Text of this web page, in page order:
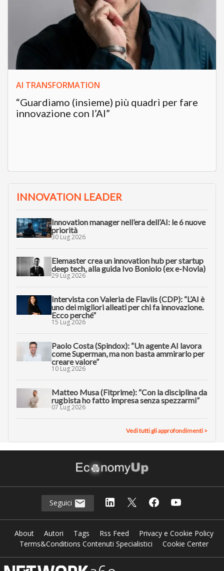
AI TRANSFORMATION
“Guardiamo (insieme) più quadri per fare
innovazione con l’AI”
INNOVATION LEADER
Innovation manager nell’era dell’AI: le 6 nuove
priorità
30 Lug 2026
Elemaster crea un innovation hub per startup
deep tech, alla guida Ivo Boniolo (ex e-Novia)
29 Lug 2026
Intervista con Valeria de Flaviis (CDP): “L’AI è
uno dei migliori alleati per chi fa innovazione.
Ecco perché”
15 Lug 2026
Paolo Costa (Spindox): “Un agente AI lavora
come Superman, ma non basta ammirarlo per
creare valore”
10 Lug 2026
Matteo Musa (Fitprime): “Con la disciplina da
rugbista ho fatto impresa senza spezzarmi”
07 Lug 2026
Vedi tutti gli approfondimenti >
Seguici
About Autori Tags Rss Feed
Privacy e Cookie Policy
Terms&Conditions Contenuti Specialistici
Cookie Center